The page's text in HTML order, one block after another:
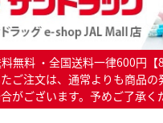
無料 ・全国送料一律600円
ご注文は、通常よりも商品の
がございます。予めご了承く